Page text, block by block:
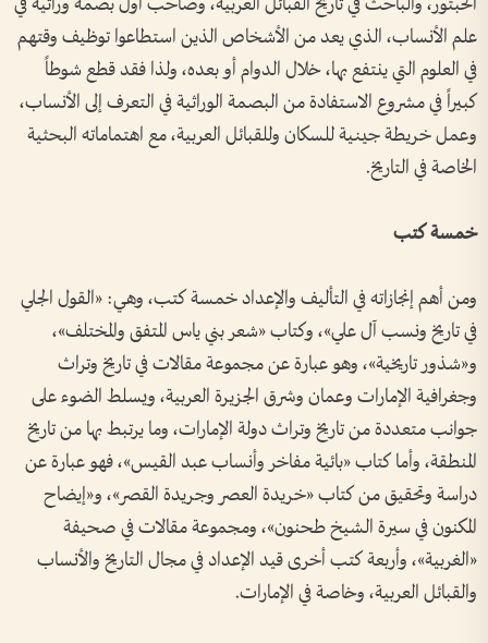
علم الأنساب، الذي يعد من الأشخاص الذين استطاعوا توظيف وقتهم
في العلوم التي ينتفع بها، خلال الدوام أو بعده، ولذا فقد قطع شوطاً
كبيراً في مشروع الاستفادة من البصمة الوراثية في التعرف إلى الأنساب،
وعمل خريطة جينية للسكان وللقبائل العربية، مع اهتماماته البحثية
الخاصة في التاريخ.
خمسة كتب
ومن أهم إنجازاته في التأليف والإعداد خمسة كتب، وهي: «القول الجلي
في تاريخ ونسب آل علي»، وكتاب «شعر بني ياس المتفق والمختلف»،
و«شذور تاريخية»، وهو عبارة عن مجموعة مقالات في تاريخ وتراث
وجغرافية الإمارات وعمان وشرق الجزيرة العربية، ويسلط الضوء على
جوانب متعددة من تاريخ وتراث دولة الإمارات، وما يرتبط بها من تاريخ
المنطقة، وأما كتاب «بائية مفاخر وأنساب عبد القيس»، فهو عبارة عن
دراسة وتحقيق من كتاب «خريدة العصر وجريدة القصر»، و«إيضاح
المكنون في سيرة الشيخ طحنون»، ومجموعة مقالات في صحيفة
«الغربية»، وأربعة كتب أخرى قيد الإعداد في مجال التاريخ والأنساب
والقبائل العربية، وخاصة في الإمارات.